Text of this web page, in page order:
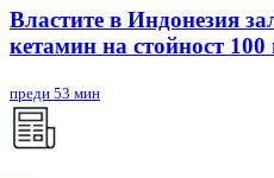
Властите в Индонезия
кетамин на стойност
преди 53 мин